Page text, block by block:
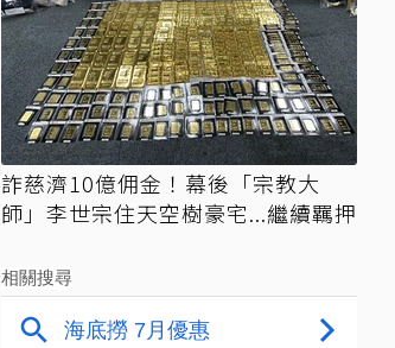
詐慈濟10億佣金！幕後「宗教大
師」李世宗住天空樹豪宅...繼續羈押